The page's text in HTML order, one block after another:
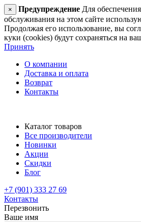
× Предупреждение Для
обслуживания на этом сайте
Продолжая его использование, вы
куки (cookies) будут сохраняться на
Принять
О компании
Доставка и оплата
Возврат
Контакты
Каталог товаров
Все производители
Новинки
Акции
Скидки
Блог
+7 (901) 333 27 69
Контакты
Перезвонить
Ваше имя